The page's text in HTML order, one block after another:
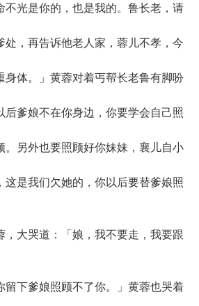
光是你的，也是我的。鲁长老，请
处，再告诉他老人家，蓉儿不孝，今
身体。」黄蓉对着丐帮长老鲁有脚吩
后爹娘不在你身边，你要学会自己照
。另外也要照顾好你妹妹，襄儿自小
这是我们欠她的，你以后要替爹娘照
大哭道：「娘，我不要走，我要跟
下爹娘照顾不了你。」黄蓉也哭着